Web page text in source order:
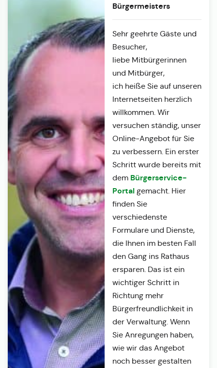
Bürgermeisters
Sehr geehrte Gäste und
Besucher,
liebe Mitbürgerinnen
und Mitbürger,
ich heiße Sie auf unseren
Internetseiten herzlich
willkommen. Wir
versuchen ständig, unser
Online-Angebot für Sie
zu verbessern. Ein erster
Schritt wurde bereits mit
dem Bürgerservice-
Portalgemacht. Hier
finden Sie
verschiedenste
Formulare und Dienste,
die Ihnen im besten Fall
den Gang ins Rathaus
ersparen. Das ist ein
wichtiger Schritt in
Richtung mehr
Bürgerfreundlichkeit in
der Verwaltung. Wenn
Sie Anregungen haben,
wie wir das Angebot
noch besser gestalten